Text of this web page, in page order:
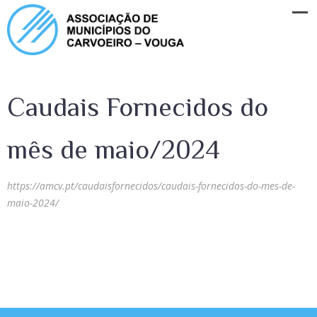
Caudais Fornecidos do
mês de maio/2024
https://amcv.pt/caudaisfornecidos/caudais-fornecidos-do-mes-de-
maio-2024/